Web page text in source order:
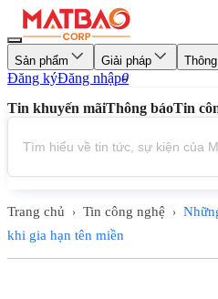
Sản phẩm Giải pháp
Đăng kýĐăng nhập0
Tin khuyến mãiThông báoTin
Trang chủ › Tin công nghệ ›
khi gia hạn tên miền